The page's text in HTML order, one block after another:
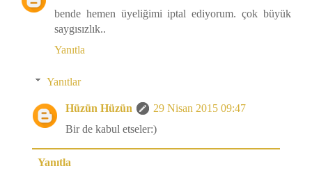
bende hemen üyeliğimi iptal ediyorum. çok büyük
saygısızlık..
Yanıtla
Yanıtlar
Hüzün Hüzün
29 Nisan 2015 09:47
Bir de kabul etseler:)
Yanıtla